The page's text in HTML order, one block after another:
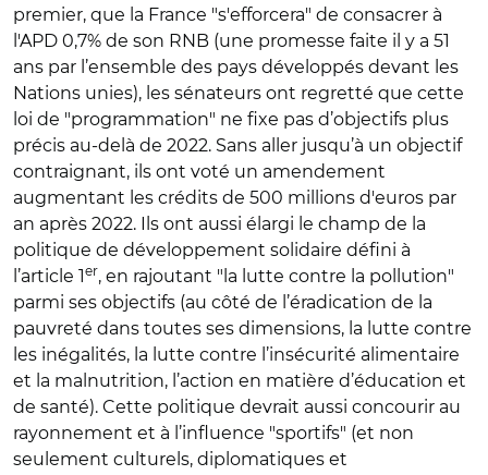
premier, que la France "s'efforcera" de consacrer à
l'APD 0,7% de son RNB (une promesse faite il y a 51
ans par l’ensemble des pays développés devant les
Nations unies), les sénateurs ont regretté que cette
loi de "programmation" ne fixe pas d’objectifs plus
précis au-delà de 2022. Sans aller jusqu’à un objectif
contraignant, ils ont voté un amendement
augmentant les crédits de 500 millions d'euros par
an après 2022. Ils ont aussi élargi le champ de la
politique de développement solidaire défini à
l’article 1er, en rajoutant "la lutte contre la pollution"
parmi ses objectifs (au côté de l’éradication de la
pauvreté dans toutes ses dimensions, la lutte contre
les inégalités, la lutte contre l’insécurité alimentaire
et la malnutrition, l’action en matière d’éducation et
de santé). Cette politique devrait aussi concourir au
rayonnement et à l’influence "sportifs" (et non
seulement culturels, diplomatiques et